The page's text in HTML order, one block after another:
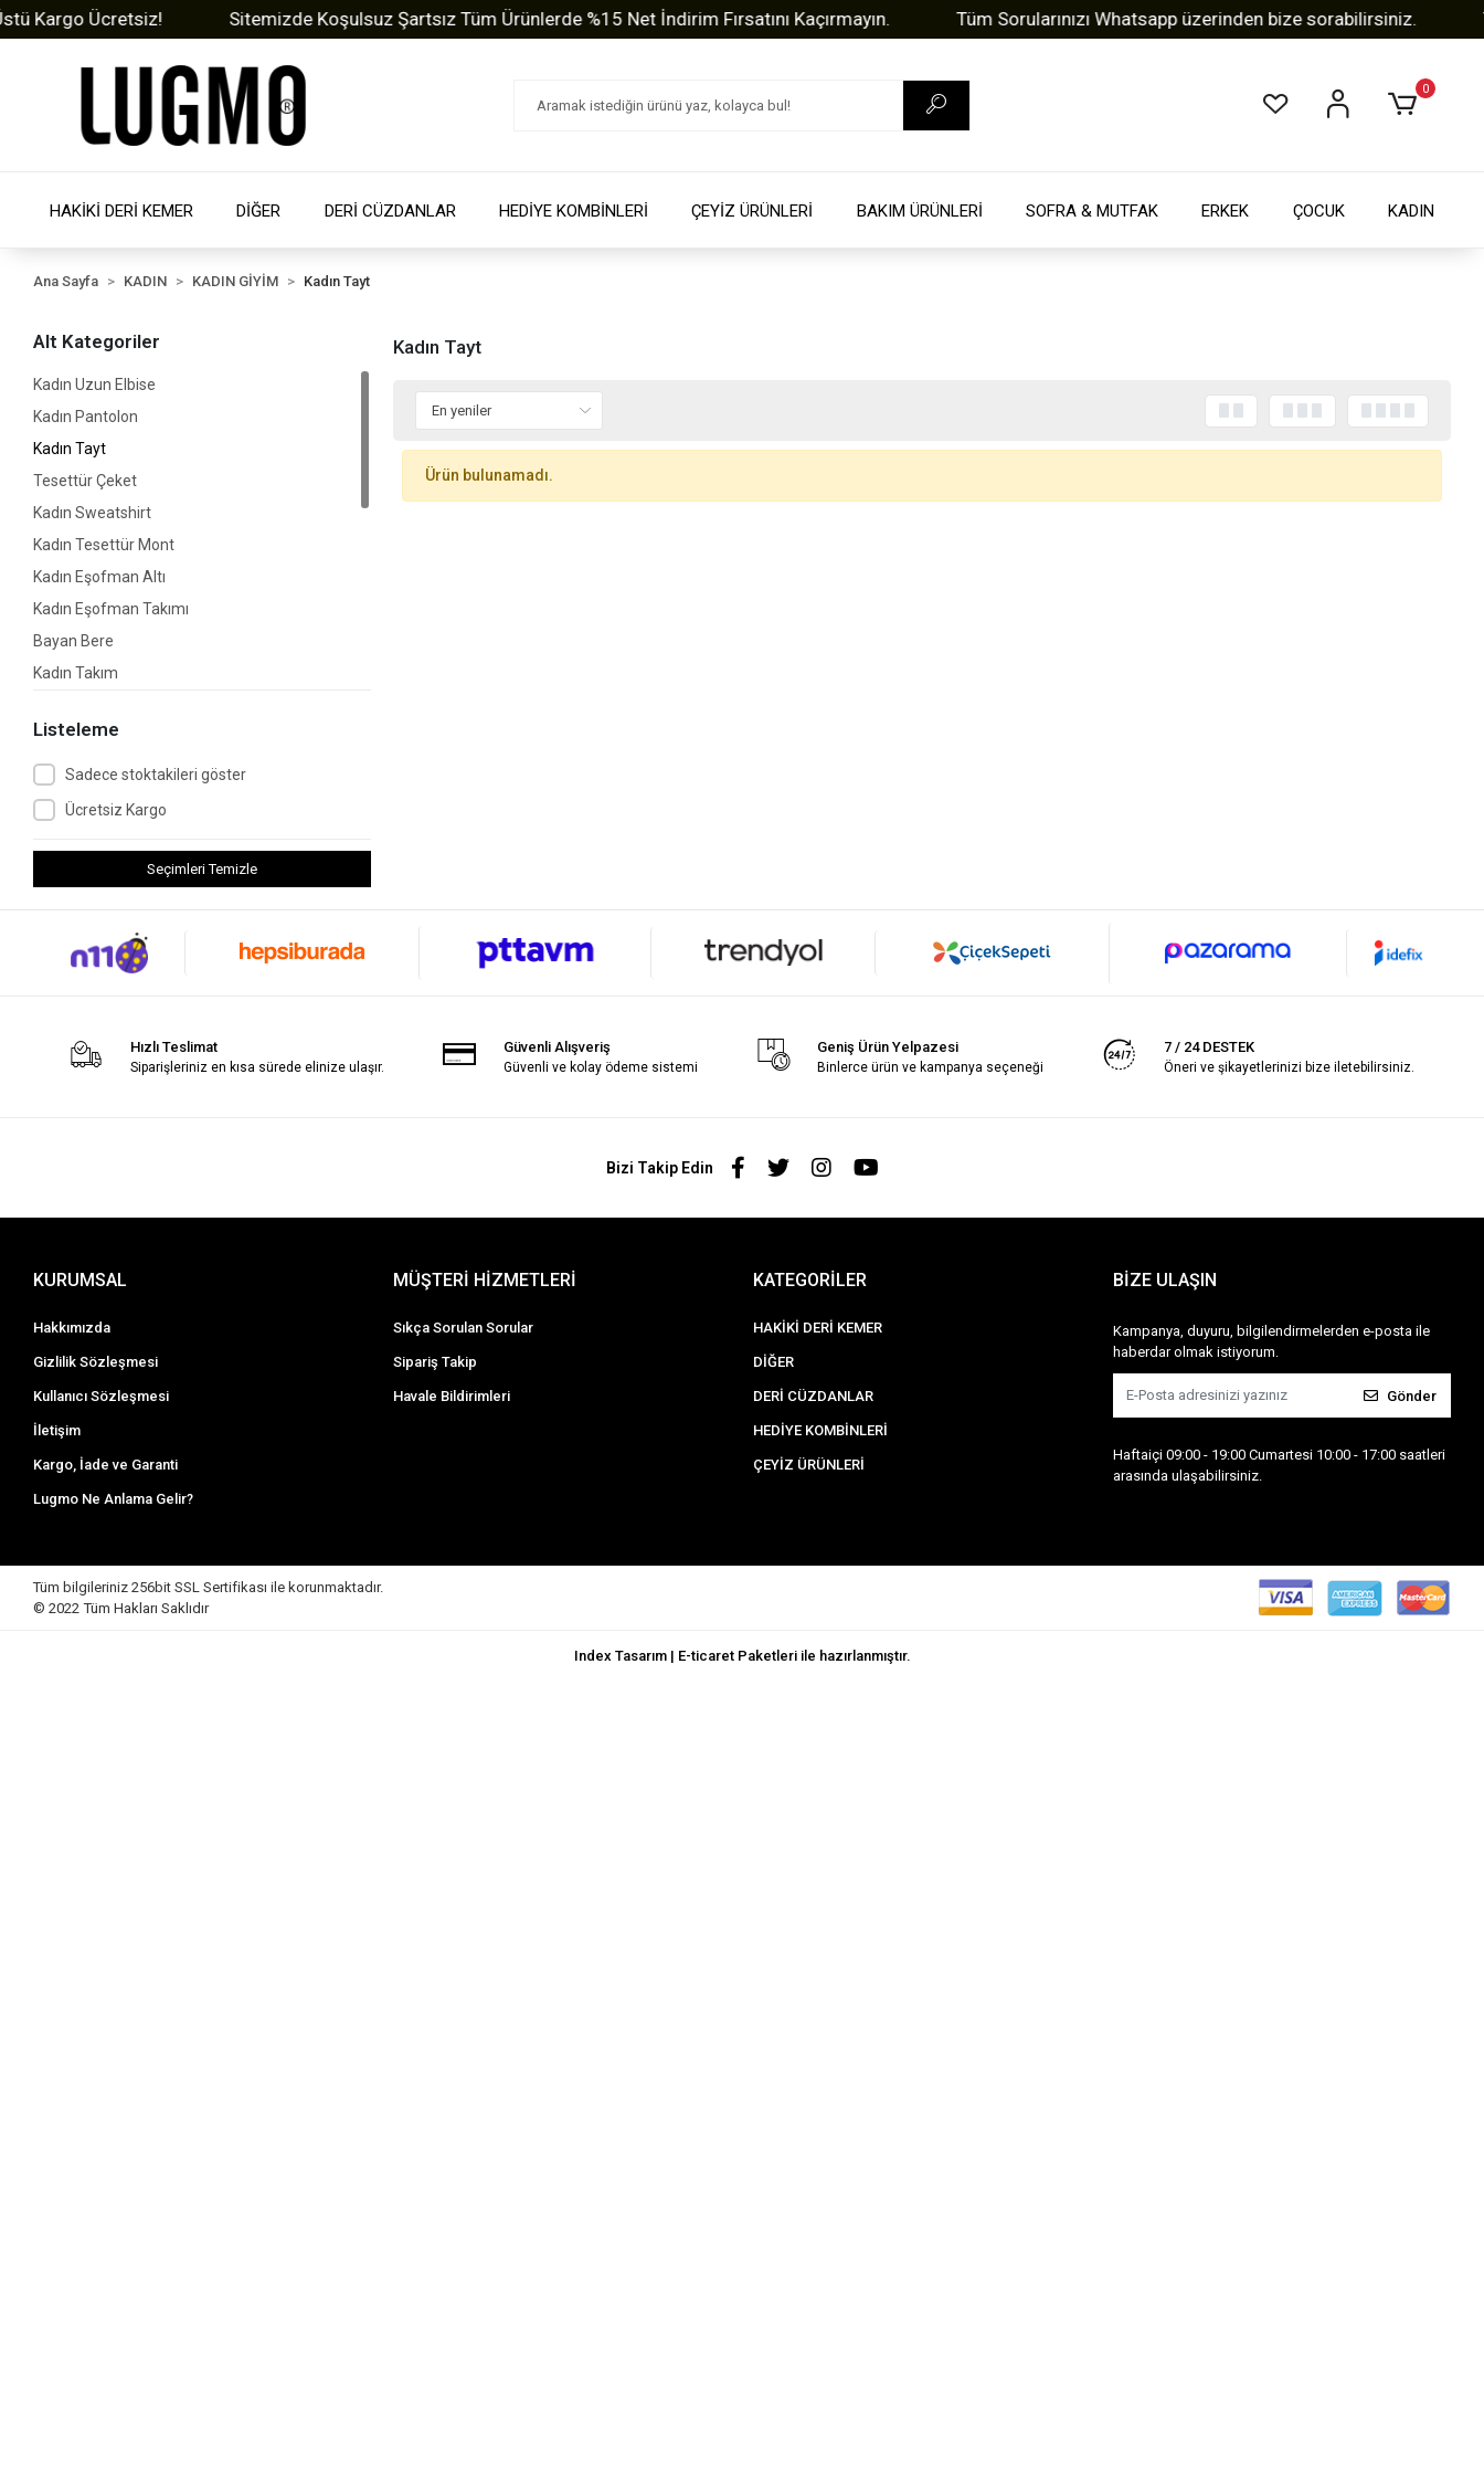
Ücretsiz! Sitemizde Koşulsuz Şartsız Tüm Ürünlerde %15 Net İndirim Fırsatını Kaçırmayın. Tüm Sorularınızı Whatsapp üzerinden bize sorabilirsiniz.
0
HAKİKİ DERİ KEMER DİĞER DERİ CÜZDANLAR HEDİYE KOMBİNLERİ ÇEYİZ ÜRÜNLERİ BAKIM ÜRÜNLERİ SOFRA & MUTFAK ERKEK ÇOCUK KADIN
Ana Sayfa KADIN KADIN GİYİM Kadın Tayt
Alt Kategoriler
Kadın Uzun Elbise
Kadın Pantolon
Kadın Tayt
Tesettür Çeket
Kadın Sweatshirt
Kadın Tesettür Mont
Kadın Eşofman Altı
Kadın Eşofman Takımı
Bayan Bere
Kadın Takım
Kadın Yelek
Bayan Çorap
Kadın Kazak
Kadın Alt-Üst Takım
Listeleme
Sadece stoktakileri göster
Ücretsiz Kargo
Seçimleri Temizle
Kadın Tayt
Ürün bulunamadı.
Hızlı Teslimat
Siparişleriniz en kısa sürede elinize ulaşır.
Güvenli Alışveriş
Güvenli ve kolay ödeme sistemi
Geniş Ürün Yelpazesi
Binlerce ürün ve kampanya seçeneği
7 / 24 DESTEK
Öneri ve şikayetlerinizi bize iletebilirsiniz.
Bizi Takip Edin
KURUMSAL
Hakkımızda
Gizlilik Sözleşmesi
Kullanıcı Sözleşmesi
İletişim
Kargo, İade ve Garanti
Lugmo Ne Anlama Gelir?
MÜŞTERİ HİZMETLERİ
Sıkça Sorulan Sorular
Sipariş Takip
Havale Bildirimleri
KATEGORİLER
HAKİKİ DERİ KEMER
DİĞER
DERİ CÜZDANLAR
HEDİYE KOMBİNLERİ
ÇEYİZ ÜRÜNLERİ
BİZE ULAŞIN
Kampanya, duyuru, bilgilendirmelerden e-posta ile
haberdar olmak istiyorum.
Gönder
Haftaiçi 09:00 - 19:00 Cumartesi 10:00 - 17:00 saatleri
arasında ulaşabilirsiniz.
Tüm bilgileriniz 256bit SSL Sertifikası ile korunmaktadır.
© 2022Tüm Hakları Saklıdır
Index Tasarım | E-ticaret Paketleri ile hazırlanmıştır.